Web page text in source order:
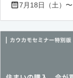
7月18日（土）